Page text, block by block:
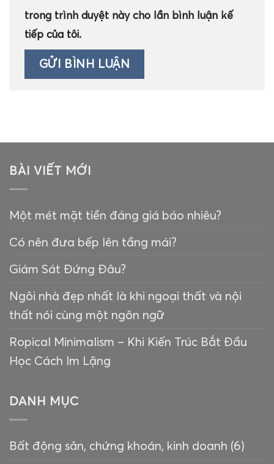
trong trình duyệt này cho lần bình luận kế
tiếp của tôi.
BÀI VIẾT MỚI
Một mét mặt tiền đáng giá báo nhiêu?
Có nên đưa bếp lên tầng mái?
Giám Sát Đứng Đâu?
Ngôi nhà đẹp nhất là khi ngoại thất và nội
thất nói cùng một ngôn ngữ
Ropical Minimalism – Khi Kiến Trúc Bắt Đầu
Học Cách Im Lặng
DANH MỤC
Bất động sản, chứng khoán, kinh doanh (6)